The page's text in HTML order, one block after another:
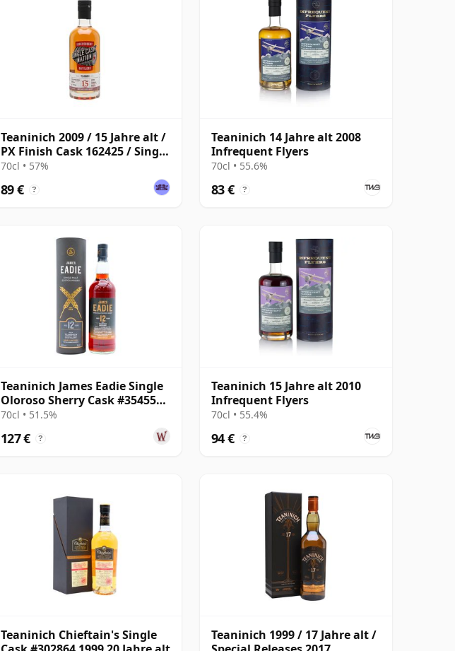
Teaninich 2009 / 15 Jahre alt /
PX Finish Cask 162425 / Single
Cask Nation
70cl • 57%
89 € ?
Teaninich 14 Jahre alt 2008
Infrequent Flyers
70cl • 55.6%
83 € ?
Teaninich James Eadie Single
Oloroso Sherry Cask #354556
2008 12 Jahre alt
70cl • 51.5%
127 € ?
Teaninich 15 Jahre alt 2010
Infrequent Flyers
70cl • 55.4%
94 € ?
Teaninich Chieftain's Single
Teaninich 1999 / 17 Jahre alt /